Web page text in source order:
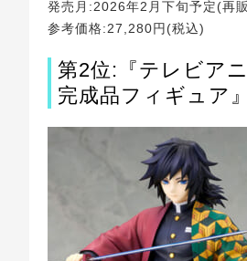
発売月:2026年2月下旬予定(再
参考価格:27,280円(税込)
第2位:『テレビア
完成品フィギュア』